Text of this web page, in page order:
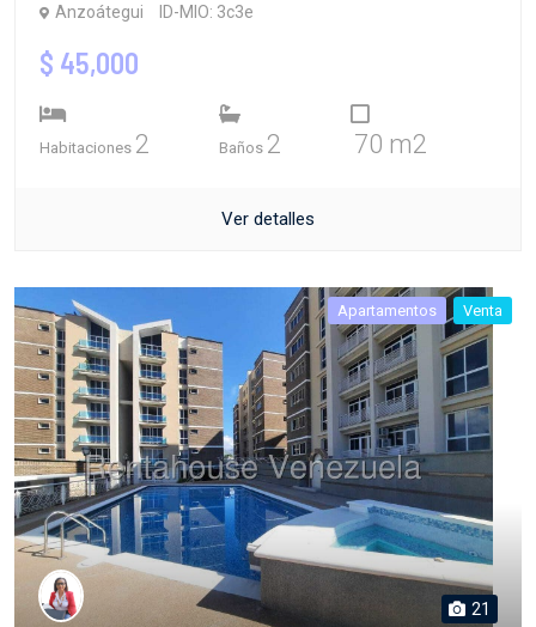
Anzoátegui ID-MIO: 3c3e
$ 45,000
Habitaciones 2 Baños 2 70 m2
Ver detalles
Apartamentos Venta
21